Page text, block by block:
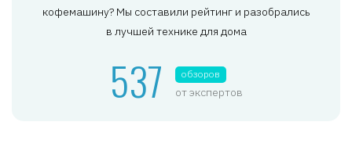
кофемашину? Мы составили рейтинг и разобрались
в лучшей технике для дома
537 обзоров
от экспертов